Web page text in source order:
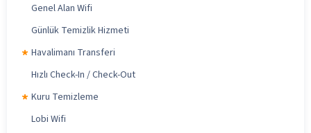
Genel Alan Wifi
Günlük Temizlik Hizmeti
Havalimanı Transferi
Hızlı Check-In / Check-Out
Kuru Temizleme
Lobi Wifi